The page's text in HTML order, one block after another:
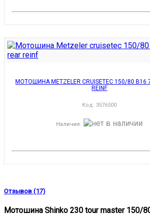
МОТОШИНА METZELER CRUISETEC 150/80 B16
REINF
Код: 3576500
Наличие:
Отзывов (17)
Мотошина Shinko 230 tour master 150/